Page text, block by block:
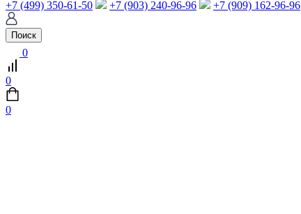
+7 (499) 350-61-50 +7 (903) 240-96-96 +7 (909) 162-96-96
Поиск
0
0
0